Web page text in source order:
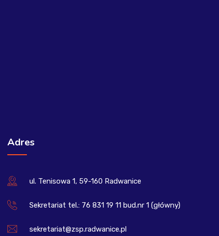
Adres
ul. Tenisowa 1, 59-160 Radwanice
Sekretariat tel.: 76 831 19 11 bud.nr 1 (główny)
sekretariat@zsp.radwanice.pl